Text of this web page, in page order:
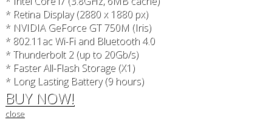
* Retina Display (2880 x 1880 px)
* NVIDIA GeForce GT 750M (Iris)
* 802.11ac Wi-Fi and Bluetooth 4.0
* Thunderbolt 2 (up to 20Gb/s)
* Faster All-Flash Storage (X1)
* Long Lasting Battery (9 hours)
BUY NOW!
close